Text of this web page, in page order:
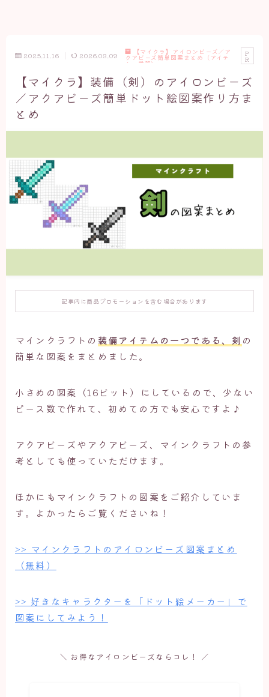
2025.11.16 2026.03.09 【マイクラ】アイロンビーズ／ア
クアビーズ簡単図案まとめ（アイテ
ム・武器）
P
R
【マイクラ】装備（剣）のアイロンビーズ
／アクアビーズ簡単ドット絵図案作り方ま
とめ
記事内に商品プロモーションを含む場合があります
マインクラフトの 装備アイテムの一つである、剣 の
簡単な図案をまとめました。
小さめの図案（16ビット）にしているので、少ない
ピース数で作れて、初めての方でも安心ですよ♪
アクアビーズやアクアビーズ、マインクラフトの参
考としても使っていただけます。
ほかにもマインクラフトの図案をご紹介していま
す。よかったらご覧くださいね！
>> マインクラフトのアイロンビーズ図案まとめ
（無料）
>> 好きなキャラクターを「ドット絵メーカー」で
図案にしてみよう！
＼ お得なアイロンビーズならコレ！ ／